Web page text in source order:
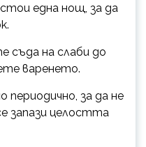
една нощ, за да
съда на слаби до
варенето.
периодично, за да не
запази целостта